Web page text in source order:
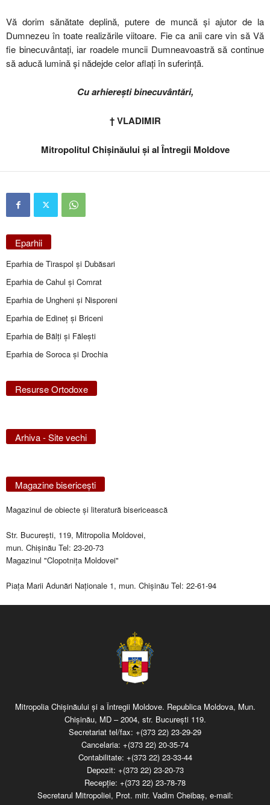
Vă dorim sănătate deplină, putere de muncă și ajutor de la
Dumnezeu în toate realizările viitoare. Fie ca anii care vin să Vă
fie binecuvântați, iar roadele muncii Dumneavoastră să continue
să aducă lumină și nădejde celor aflați în suferință.
Cu arhierești binecuvântări,
† VLADIMIR
Mitropolitul Chișinăului și al Întregii Moldove
Eparhii
Eparhia de Tiraspol și Dubăsari
Eparhia de Cahul și Comrat
Eparhia de Ungheni și Nisporeni
Eparhia de Edineţ şi Briceni
Eparhia de Bălţi şi Făleşti
Eparhia de Soroca și Drochia
Resurse Ortodoxe
Arhiva - Site vechi
Magazine bisericeşti
Magazinul de obiecte şi literatură bisericească
Str. Bucureşti, 119, Mitropolia Moldovei,
mun. Chişinău Tel: 23-20-73
Magazinul "Clopotniţa Moldovei"
Piaţa Marii Adunări Naţionale 1, mun. Chişinău Tel: 22-61-94
Mitropolia Chişinăului şi a Întregii Moldove. Republica Moldova, Mun.
Chişinău, MD – 2004, str. Bucureşti 119.
Secretariat tel/fax: +(373 22) 23-29-29
Cancelaria: +(373 22) 20-35-74
Contabilitate: +(373 22) 23-33-44
Depozit: +(373 22) 23-20-73
Recepţie: +(373 22) 23-78-78
Secretarul Mitropoliei, Prot. mitr. Vadim Cheibaş, e-mail: